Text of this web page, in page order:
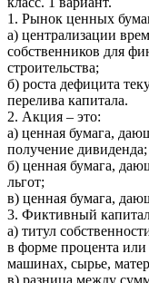
1. Рынок ценных
а) централизации
собственников для
строительства;
б) роста дефицита
перелива капитала.
2. Акция – это:
а) ценная бумага,
получение дивиденда;
б) ценная бумага,
льгот;
в) ценная бумага,
3. Фиктивный
а) титул
в форме процента
машинах, сырье,
в) разница между